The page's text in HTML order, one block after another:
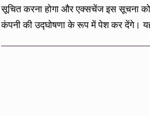
सूचित करना होगा और एक्सचेंज इस सूचना
कंपनी की उद्घोषणा के रूप में पेश कर देंगे।